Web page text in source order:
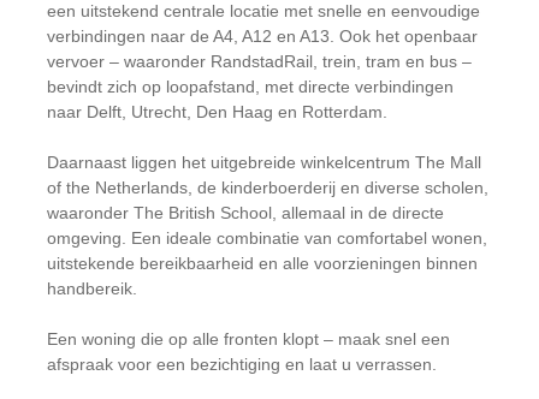
een uitstekend centrale locatie met snelle en eenvoudige
verbindingen naar de A4, A12 en A13. Ook het openbaar
vervoer – waaronder RandstadRail, trein, tram en bus –
bevindt zich op loopafstand, met directe verbindingen
naar Delft, Utrecht, Den Haag en Rotterdam.
Daarnaast liggen het uitgebreide winkelcentrum The Mall
of the Netherlands, de kinderboerderij en diverse scholen,
waaronder The British School, allemaal in de directe
omgeving. Een ideale combinatie van comfortabel wonen,
uitstekende bereikbaarheid en alle voorzieningen binnen
handbereik.
Een woning die op alle fronten klopt – maak snel een
afspraak voor een bezichtiging en laat u verrassen.